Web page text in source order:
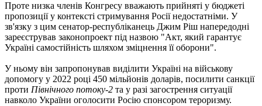
Проте низка членів Конгресу вважають прийняті у бюджеті
пропозиції у контексті стримування Росії недостатніми. У
зв'язку з цим сенатор-республіканець Джим Ріш напередодні
зареєстрував законопроект під назвою "Акт, який гарантує
Україні самостійність шляхом зміцнення її оборони".
У ньому він запропонував виділити Україні на військову
допомогу у 2022 році 450 мільйонів доларів, посилити санкції
проти Північного потоку-2 та у разі загострення ситуації
навколо України оголосити Росію спонсором тероризму.